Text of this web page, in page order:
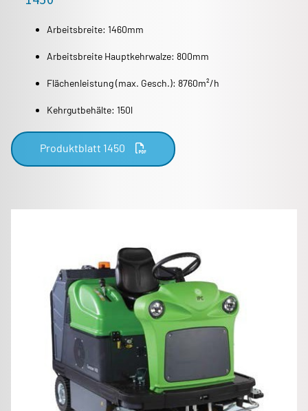
Arbeitsbreite: 1460mm
Arbeitsbreite Hauptkehrwalze: 800mm
Flächenleistung (max. Gesch.): 8760m²/h
Kehrgutbehälte: 150l
Produktblatt 1450